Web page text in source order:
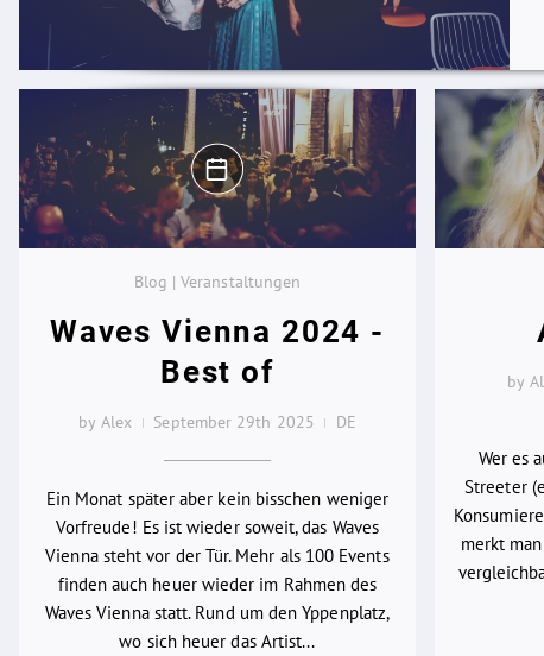
Blog | Veranstaltungen
Waves Vienna 2024 -
Best of
by Alex September 29th 2025 DE
Ein Monat später aber kein bisschen weniger
Vorfreude! Es ist wieder soweit, das Waves
Vienna steht vor der Tür. Mehr als 100 Events
finden auch heuer wieder im Rahmen des
Waves Vienna statt. Rund um den Yppenplatz,
wo sich heuer das Artist...
by
Wer es
Streeter
merkt